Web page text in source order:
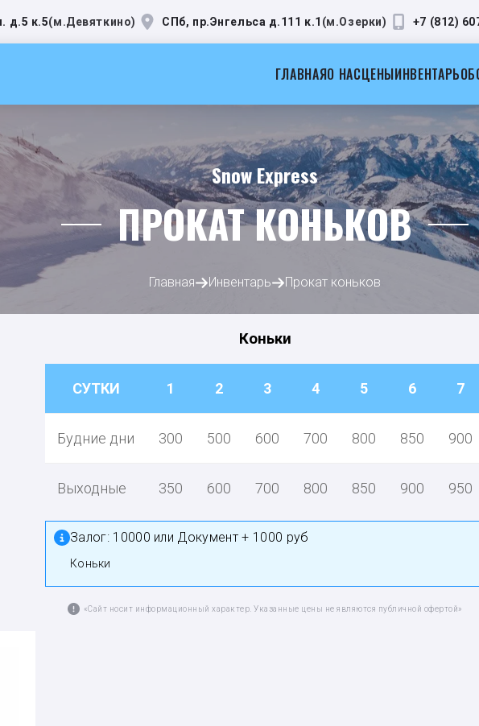
д.5 к.5(м.Девяткино) СПб, пр.Энгельса д.111 к.1 (м.Озерки) +7 (812)
ГЛАВНАЯО НАСЦЕНЫИНВЕНТАРЬ
Snow Express
ПРОКАТ КОНЬКОВ
Главная Инвентарь Прокат коньков
Коньки
СУТКИ 1 2 3 4 5 6 7
Будние дни 300 500 600 700 800 850 900
Выходные 350 600 700 800 850 900 950
Залог: 10000 или Документ + 1000 руб
Коньки
«Сайт носит информационный характер. Указанные цены не являются публичной офертой»